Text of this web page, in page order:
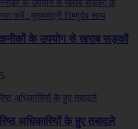
के उपयोग से खराब सड़कों
अधिकारियों के हुए तबादले